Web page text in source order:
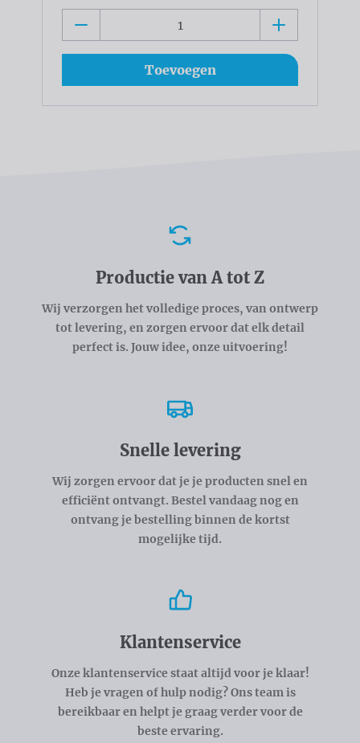
Toevoegen
Productie van A tot Z
Wij verzorgen het volledige proces, van ontwerp
tot levering, en zorgen ervoor dat elk detail
perfect is. Jouw idee, onze uitvoering!
Snelle levering
Wij zorgen ervoor dat je je producten snel en
efficiënt ontvangt. Bestel vandaag nog en
ontvang je bestelling binnen de kortst
mogelijke tijd.
Klantenservice
Onze klantenservice staat altijd voor je klaar!
Heb je vragen of hulp nodig? Ons team is
bereikbaar en helpt je graag verder voor de
beste ervaring.